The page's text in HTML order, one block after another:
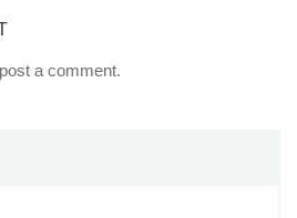
a comment.